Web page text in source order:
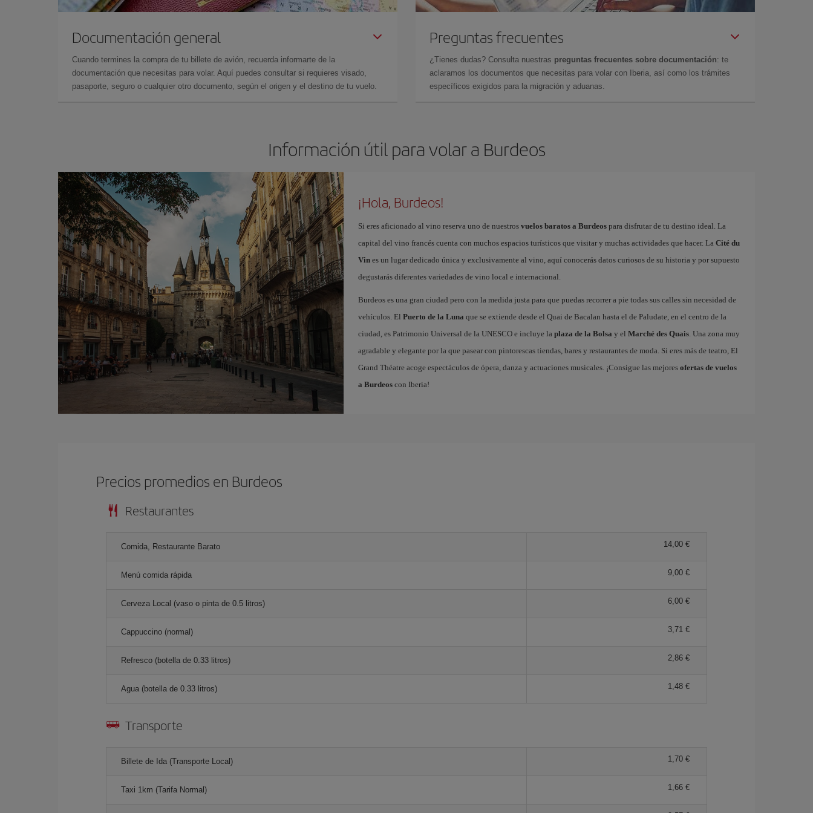
Documentación general
Cuando termines la compra de tu billete de avión, recuerda informarte de la
documentación que necesitas para volar. Aquí puedes consultar si requieres visado,
pasaporte, seguro o cualquier otro documento, según el origen y el destino de tu vuelo.
Preguntas frecuentes
¿Tienes dudas? Consulta nuestras preguntas frecuentes sobre documentación: te
aclaramos los documentos que necesitas para volar con Iberia, así como los trámites
específicos exigidos para la migración y aduanas.
Información útil para volar a Burdeos
¡Hola, Burdeos!
Si eres aficionado al vino reserva uno de nuestros vuelos baratos a Burdeospara disfrutar de tu destino ideal. La
capital del vino francés cuenta con muchos espacios turísticos que visitar y muchas actividades que hacer. La Cité du
Vines un lugar dedicado única y exclusivamente al vino, aquí conocerás datos curiosos de su historia y por supuesto
degustarás diferentes variedades de vino local e internacional.
Burdeos es una gran ciudad pero con la medida justa para que puedas recorrer a pie todas sus calles sin necesidad de
vehículos. El Puerto de la Luna que se extiende desde el Quai de Bacalan hasta el de Paludate, en el centro de la
ciudad, es Patrimonio Universal de la UNESCO e incluye la plaza de la Bolsa y el Marché des Quais. Una zona muy
agradable y elegante por la que pasear con pintorescas tiendas, bares y restaurantes de moda. Si eres más de teatro, El
Grand Théatre acoge espectáculos de ópera, danza y actuaciones musicales. ¡Consigue las mejores ofertas de vuelos
a Burdeoscon Iberia!
Precios promedios en Burdeos
Restaurantes
Comida, Restaurante Barato 14,00 €
Menú comida rápida 9,00 €
Cerveza Local (vaso o pinta de 0.5 litros) 6,00 €
Cappuccino (normal) 3,71 €
Refresco (botella de 0.33 litros) 2,86 €
Agua (botella de 0.33 litros) 1,48 €
Transporte
Billete de Ida (Transporte Local) 1,70 €
Taxi 1km (Tarifa Normal) 1,66 €